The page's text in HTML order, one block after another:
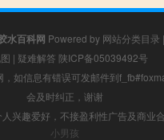
水百科网 Powered by 网站分类目录 |
| 疑难解答 陕ICP备05039492号
，如信息有错误可发邮件到
会及时纠正，谢谢
兴趣爱好，不接盈利性广告及商业
小男孩